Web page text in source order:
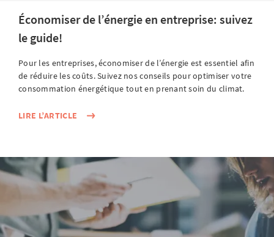
Économiser de l’énergie en entreprise: suivez
le guide!
Pour les entreprises, économiser de l’énergie est essentiel afin
de réduire les coûts. Suivez nos conseils pour optimiser votre
consommation énergétique tout en prenant soin du climat.
LIRE L’ARTICLE